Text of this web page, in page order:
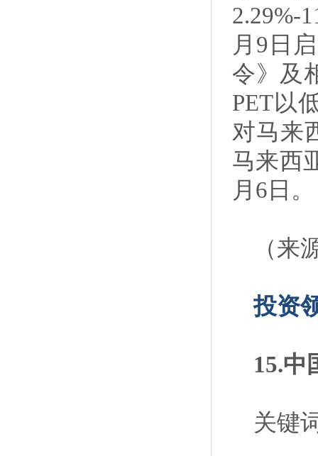
2.29%-
月9日
令》及
PET以
对马来
马来西
月6日。
（来
投资
15.中
关键